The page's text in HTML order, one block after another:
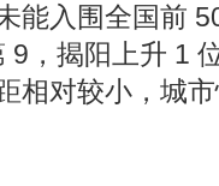
能入围全国前
9，揭阳上升 1
相对较小，城